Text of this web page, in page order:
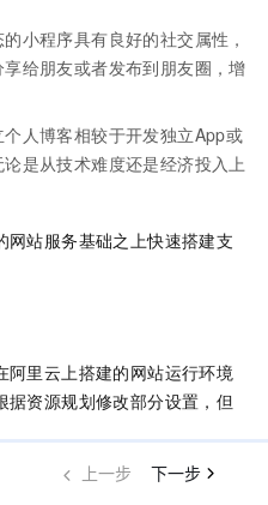
小程序具有良好的社交属性，
给朋友或者发布到朋友圈，增
人博客相较于开发独立App或
是从技术难度还是经济投入上
站服务基础之上快速搭建支
阿里云上搭建的网站运行环境
资源规划修改部分设置，但
署，主要用于解决方案场景
上一步 下一步